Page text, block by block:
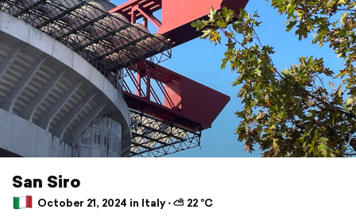
San Siro
October 21, 2024 in Italy ⋅ ⛅ 22 °C